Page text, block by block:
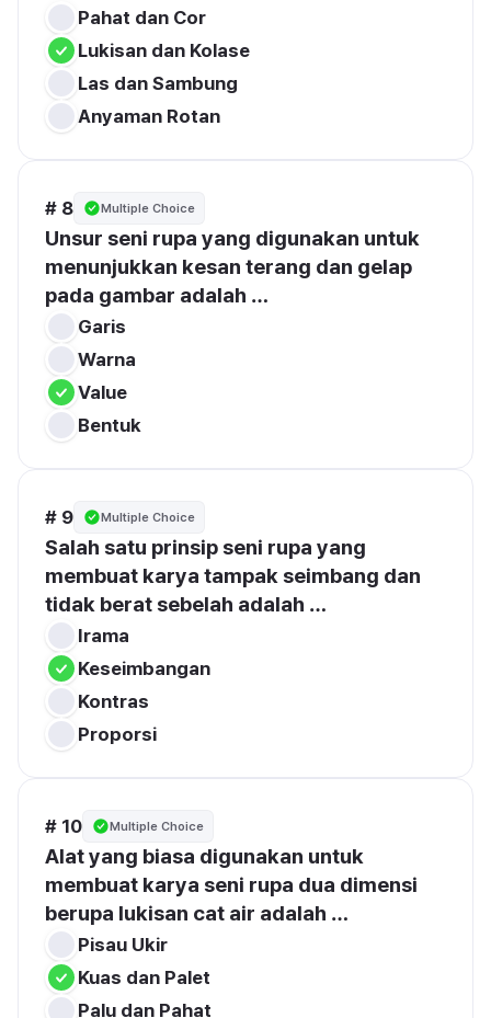
Pahat dan Cor
Lukisan dan Kolase
Las dan Sambung
Anyaman Rotan
# 8 Multiple Choice
Unsur seni rupa yang digunakan untuk
menunjukkan kesan terang dan gelap
pada gambar adalah …
Garis
Warna
Value
Bentuk
# 9 Multiple Choice
Salah satu prinsip seni rupa yang
membuat karya tampak seimbang dan
tidak berat sebelah adalah …
Irama
Keseimbangan
Kontras
Proporsi
# 10 Multiple Choice
Alat yang biasa digunakan untuk
membuat karya seni rupa dua dimensi
berupa lukisan cat air adalah …
Pisau Ukir
Kuas dan Palet
Palu dan Pahat